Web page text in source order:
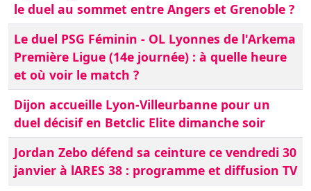
le duel au sommet entre Angers et Grenoble ?
Le duel PSG Féminin - OL Lyonnes de l'Arkema
Première Ligue (14e journée) : à quelle heure
et où voir le match ?
Dijon accueille Lyon-Villeurbanne pour un
duel décisif en Betclic Elite dimanche soir
Jordan Zebo défend sa ceinture ce vendredi 30
janvier à lARES 38 : programme et diffusion TV